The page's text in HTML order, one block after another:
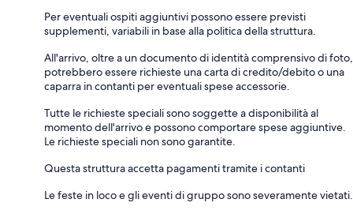
Per eventuali ospiti aggiuntivi possono essere previsti
supplementi, variabili in base alla politica della struttura.
All'arrivo, oltre a un documento di identità comprensivo di foto,
potrebbero essere richieste una carta di credito/debito o una
caparra in contanti per eventuali spese accessorie.
Tutte le richieste speciali sono soggette a disponibilità al
momento dell'arrivo e possono comportare spese aggiuntive.
Le richieste speciali non sono garantite.
Questa struttura accetta pagamenti tramite i contanti
Le feste in loco e gli eventi di gruppo sono severamente vietati.